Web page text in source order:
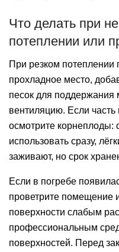
Что делать при
потеплении или
При резком потеплении
прохладное место,
песок для поддержания
вентиляцию. Если
осмотрите
использовать сразу,
заживают, но срок
Если в погребе
проветрите помещение
поверхности слабым
профессиональным
поверхностей. Перед